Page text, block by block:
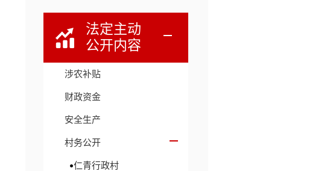
法定主动
公开内容
涉农补贴
财政资金
安全生产
村务公开
仁青行政村